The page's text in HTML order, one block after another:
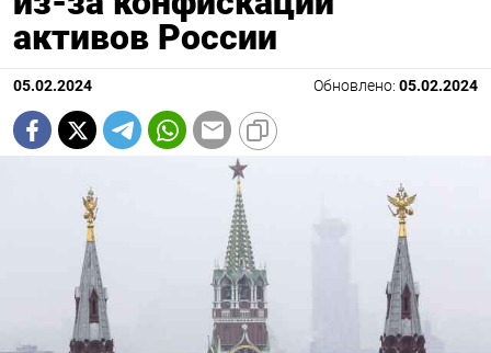
активов России
05.02.2024 Обновлено: 05.02.2024